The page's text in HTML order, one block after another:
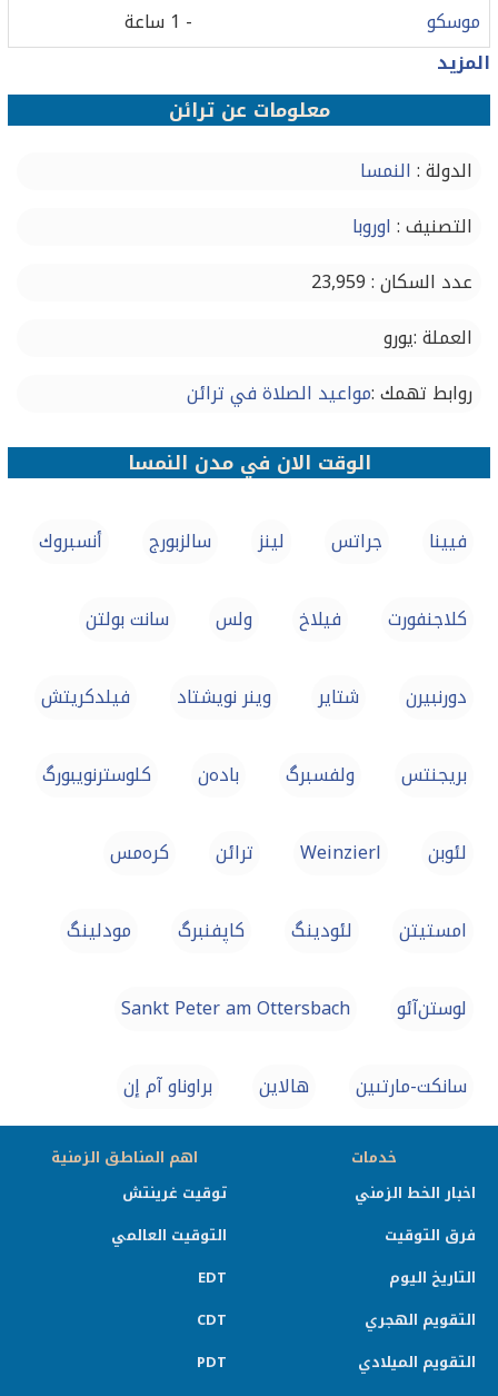
موسكو
- 1 ساعة
المزيد
معلومات عن ترائن
الدولة : النمسا
التصنيف : اوروبا
عدد السكان : 23,959
العملة :يورو
روابط تهمك :مواعيد الصلاة في ترائن
الوقت الان في مدن النمسا
فيينا جراتس لينز سالزبورج أنسبروك
كلاجنفورت فيلاخ ولس سانت بولتن
دورنبيرن شتاير وينر نويشتاد فيلدكريتش
بريجنتس ولفسبرگ بادەن کلوسترنویبورگ
لئوبن Weinzierl ترائن كرەمس
امستيتن لئودینگ کاپفنبرگ مودلینگ
لوستن‌آئو Sankt Peter am Ottersbach
سانكت-مارتىين هالاین براوناو آم إن
خدمات
اخبار الخط الزمني
فرق التوقيت
التاريخ اليوم
التقويم الهجري
التقويم الميلادي
اهم المناطق الزمنية
توقيت غرينتش
التوقيت العالمي
EDT
CDT
PDT